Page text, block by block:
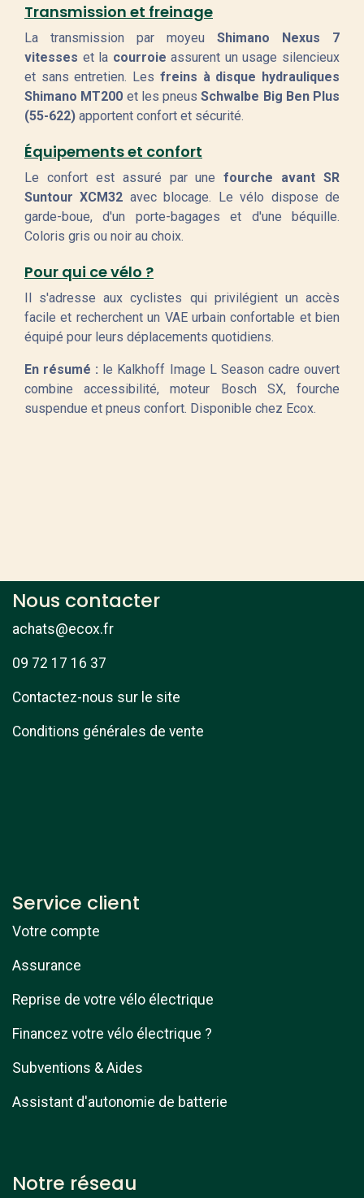
Transmission et freinage
La transmission par moyeu Shimano Nexus 7
vitesses et la courroie assurent un usage silencieux
et sans entretien. Les freins à disque hydrauliques
Shimano MT200 et les pneusSchwalbe Big Ben Plus
(55-622) apportent confort et sécurité.
Équipements et confort
Le confort est assuré par unefourche avant SR
Suntour XCM32 avec blocage. Le vélo dispose de
garde-boue, d'un porte-bagages et d'une béquille.
Coloris gris ou noir au choix.
Pour qui ce vélo ?
Il s'adresse aux cyclistes qui privilégient un accès
facile et recherchent un VAE urbain confortable et bien
équipé pour leurs déplacements quotidiens.
En résumé : le Kalkhoff Image L Season cadre ouvert
combine accessibilité, moteur Bosch SX, fourche
suspendue et pneus confort. Disponible chez Ecox.
Nous contacter
achats@ecox.fr
09 72 17 16 37
Contactez-nous sur le site
Conditions générales de vente
Service client
Votre compte
Assurance
Reprise de votre vélo électrique
Financez votre vélo électrique ?
Subventions & Aides
Assistant d'autonomie de batterie
Notre réseau